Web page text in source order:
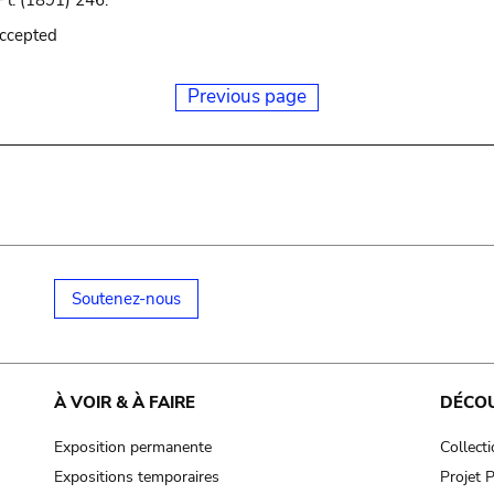
Previous page
Soutenez-nous
À VOIR & À FAIRE
Exposition permanente
Expositions temporaires
Projet